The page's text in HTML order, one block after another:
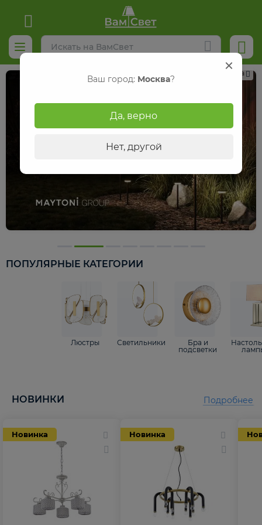
Реклама
ПОПУЛЯРНЫЕ КАТЕГОРИИ
Люстры Светильники
Бра и
подсветки
НОВИНКИ
Новинка Новинка
Подробнее
Ваш город: Москва?
Да, верно
Нет, другой